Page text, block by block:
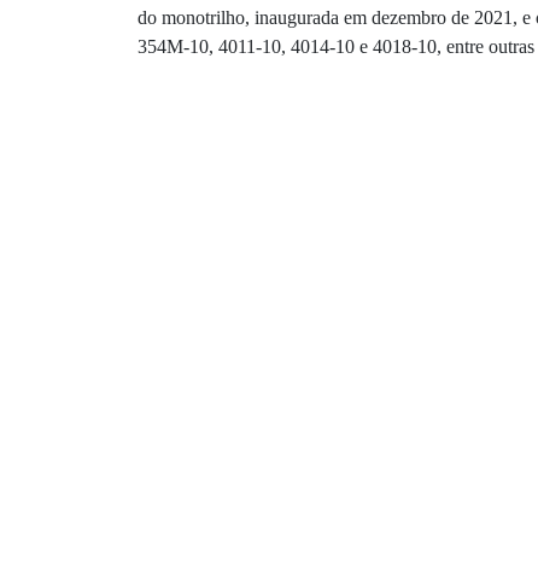
do monotrilho, inaugurada em dezembro de 2021,
354M-10, 4011-10, 4014-10 e 4018-10, entre